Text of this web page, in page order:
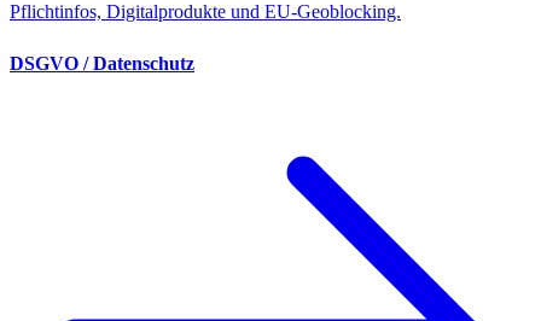
Pflichtinfos, Digitalprodukte und EU-Geoblocking.
DSGVO / Datenschutz